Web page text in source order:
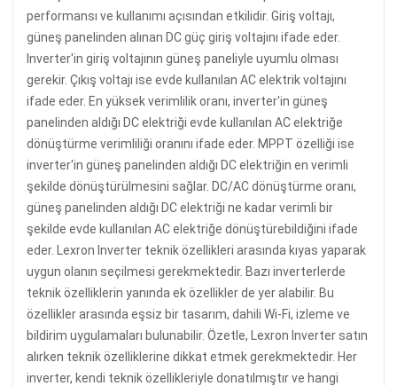
performansı ve kullanımı açısından etkilidir. Giriş voltajı,
güneş panelinden alınan DC güç giriş voltajını ifade eder.
Inverter'in giriş voltajının güneş paneliyle uyumlu olması
gerekir. Çıkış voltajı ise evde kullanılan AC elektrik voltajını
ifade eder. En yüksek verimlilik oranı, inverter'in güneş
panelinden aldığı DC elektriği evde kullanılan AC elektriğe
dönüştürme verimliliği oranını ifade eder. MPPT özelliği ise
inverter'in güneş panelinden aldığı DC elektriğin en verimli
şekilde dönüştürülmesini sağlar. DC/AC dönüştürme oranı,
güneş panelinden aldığı DC elektriği ne kadar verimli bir
şekilde evde kullanılan AC elektriğe dönüştürebildiğini ifade
eder. Lexron Inverter teknik özellikleri arasında kıyas yaparak
uygun olanın seçilmesi gerekmektedir. Bazı inverterlerde
teknik özelliklerin yanında ek özellikler de yer alabilir. Bu
özellikler arasında eşsiz bir tasarım, dahili Wi-Fi, izleme ve
bildirim uygulamaları bulunabilir. Özetle, Lexron Inverter satın
alırken teknik özelliklerine dikkat etmek gerekmektedir. Her
inverter, kendi teknik özellikleriyle donatılmıştır ve hangi